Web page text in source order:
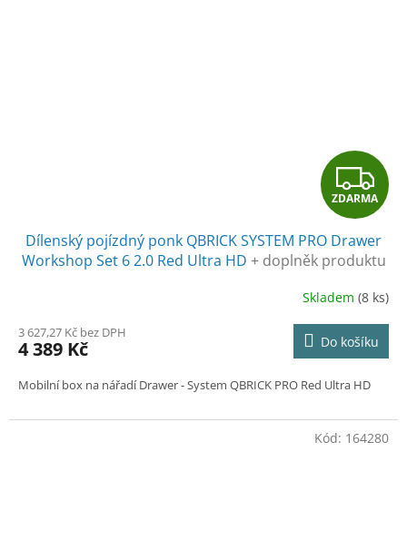
Z
D
A
R
M
A
ZDARMA
Dílenský pojízdný ponk QBRICK SYSTEM PRO Drawer
Workshop Set 6 2.0 Red Ultra HD + doplněk produktu
Skladem (8 ks)
3 627,27 Kč bez DPH
4 389 Kč Do košíku
Mobilní box na nářadí Drawer - System QBRICK PRO Red Ultra HD
Kód: 164280